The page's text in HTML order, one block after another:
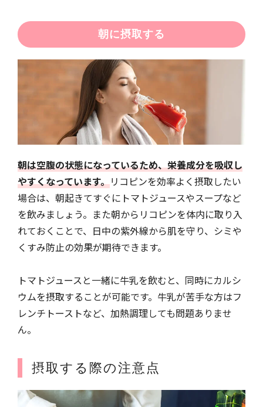
朝に摂取する
朝は空腹の状態になっているため、栄養成分を吸収し
やすくなっています。リコピンを効率よく摂取したい
場合は、朝起きてすぐにトマトジュースやスープなど
を飲みましょう。また朝からリコピンを体内に取り入
れておくことで、日中の紫外線から肌を守り、シミや
くすみ防止の効果が期待できます。
トマトジュースと一緒に牛乳を飲むと、同時にカルシ
ウムを摂取することが可能です。牛乳が苦手な方はフ
レンチトーストなど、加熱調理しても問題ありませ
ん。
摂取する際の注意点